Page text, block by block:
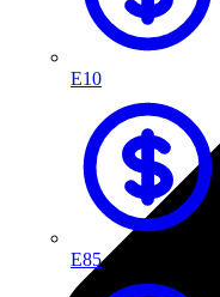
E10
E85